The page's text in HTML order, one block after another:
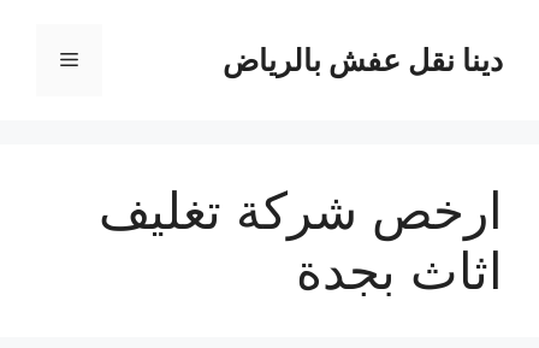
المحتوىدينا نقل عفش بالرياض القائمة
ارخص شركة تغليف
اثاث بجدة